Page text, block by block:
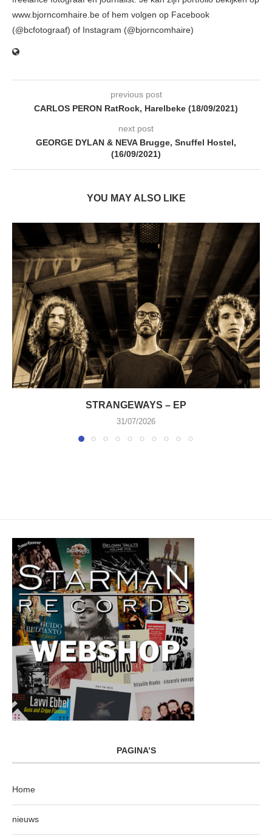
www.bjorncomhaire.be of hem volgen op Facebook
(@bcfotograaf) of Instagram (@bjorncomhaire)
previous post
CARLOS PERON RatRock, Harelbeke (18/09/2021)
next post
GEORGE DYLAN & NEVA Brugge, Snuffel Hostel,
(16/09/2021)
YOU MAY ALSO LIKE
STRANGEWAYS – EP
31/07/2026
PAGINA’S
Home
nieuws